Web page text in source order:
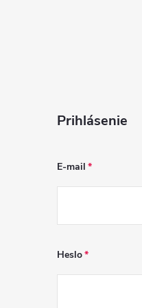
Prihlásenie
E-mail
Heslo